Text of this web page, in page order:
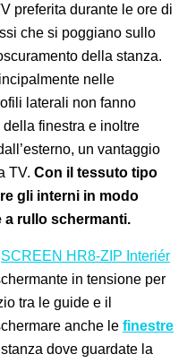
preferita durante le ore di
che si poggiano sullo
della stanza.
nelle
laterali non fanno
finestra e inoltre
un vantaggio
TV. Con il tessuto tipo
gli interni in modo
a rullo schermanti.
SCREEN HR8-ZIP Interiér
in tensione per
tra le guide e il
anche le finestre
dove guardate la